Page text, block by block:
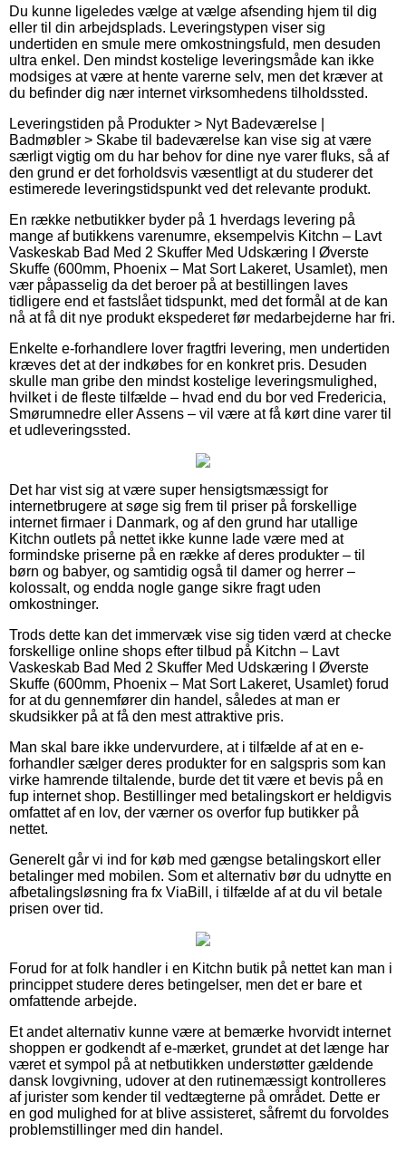
Du kunne ligeledes vælge at vælge afsending hjem til dig
eller til din arbejdsplads. Leveringstypen viser sig
undertiden en smule mere omkostningsfuld, men desuden
ultra enkel. Den mindst kostelige leveringsmåde kan ikke
modsiges at være at hente varerne selv, men det kræver at
du befinder dig nær internet virksomhedens tilholdssted.
Leveringstiden på Produkter > Nyt Badeværelse |
Badmøbler > Skabe til badeværelse kan vise sig at være
særligt vigtig om du har behov for dine nye varer fluks, så af
den grund er det forholdsvis væsentligt at du studerer det
estimerede leveringstidspunkt ved det relevante produkt.
En række netbutikker byder på 1 hverdags levering på
mange af butikkens varenumre, eksempelvis Kitchn – Lavt
Vaskeskab Bad Med 2 Skuffer Med Udskæring I Øverste
Skuffe (600mm, Phoenix – Mat Sort Lakeret, Usamlet), men
vær påpasselig da det beroer på at bestillingen laves
tidligere end et fastslået tidspunkt, med det formål at de kan
nå at få dit nye produkt ekspederet før medarbejderne har fri.
Enkelte e-forhandlere lover fragtfri levering, men undertiden
kræves det at der indkøbes for en konkret pris. Desuden
skulle man gribe den mindst kostelige leveringsmulighed,
hvilket i de fleste tilfælde – hvad end du bor ved Fredericia,
Smørumnedre eller Assens – vil være at få kørt dine varer til
et udleveringssted.
Det har vist sig at være super hensigtsmæssigt for
internetbrugere at søge sig frem til priser på forskellige
internet firmaer i Danmark, og af den grund har utallige
Kitchn outlets på nettet ikke kunne lade være med at
formindske priserne på en række af deres produkter – til
børn og babyer, og samtidig også til damer og herrer –
kolossalt, og endda nogle gange sikre fragt uden
omkostninger.
Trods dette kan det immervæk vise sig tiden værd at checke
forskellige online shops efter tilbud på Kitchn – Lavt
Vaskeskab Bad Med 2 Skuffer Med Udskæring I Øverste
Skuffe (600mm, Phoenix – Mat Sort Lakeret, Usamlet) forud
for at du gennemfører din handel, således at man er
skudsikker på at få den mest attraktive pris.
Man skal bare ikke undervurdere, at i tilfælde af at en e-
forhandler sælger deres produkter for en salgspris som kan
virke hamrende tiltalende, burde det tit være et bevis på en
fup internet shop. Bestillinger med betalingskort er heldigvis
omfattet af en lov, der værner os overfor fup butikker på
nettet.
Generelt går vi ind for køb med gængse betalingskort eller
betalinger med mobilen. Som et alternativ bør du udnytte en
afbetalingsløsning fra fx ViaBill, i tilfælde af at du vil betale
prisen over tid.
Forud for at folk handler i en Kitchn butik på nettet kan man i
princippet studere deres betingelser, men det er bare et
omfattende arbejde.
Et andet alternativ kunne være at bemærke hvorvidt internet
shoppen er godkendt af e-mærket, grundet at det længe har
været et sympol på at netbutikken understøtter gældende
dansk lovgivning, udover at den rutinemæssigt kontrolleres
af jurister som kender til vedtægterne på området. Dette er
en god mulighed for at blive assisteret, såfremt du forvoldes
problemstillinger med din handel.